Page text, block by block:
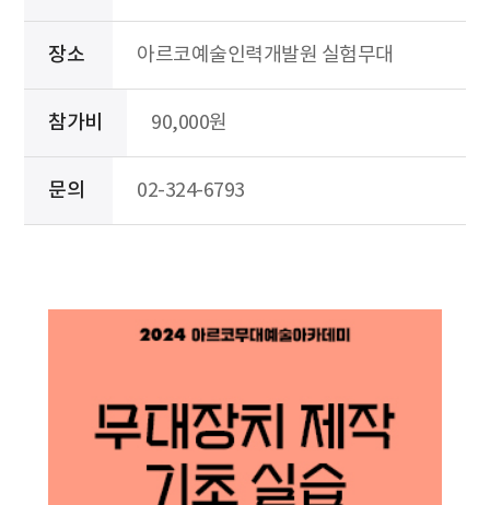
장소 아르코예술인력개발원 실험무대
참가비 90,000원
문의 02-324-6793